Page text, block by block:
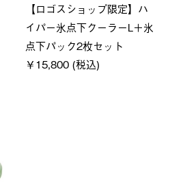
【ロゴスショップ限定】ハ
イパー氷点下クーラーL＋氷
点下パック2枚セット
￥15,800 (税込)